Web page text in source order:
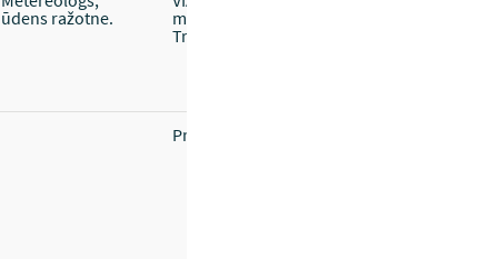
ūdens ražotne.
metodiskie materiāli. Tikšanās telpas.
Transports.
Prezenti.